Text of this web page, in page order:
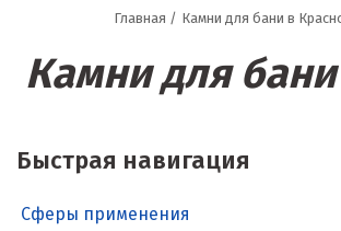
Главная / Камни для бани в
Камни для
Быстрая навигация
Сферы применения